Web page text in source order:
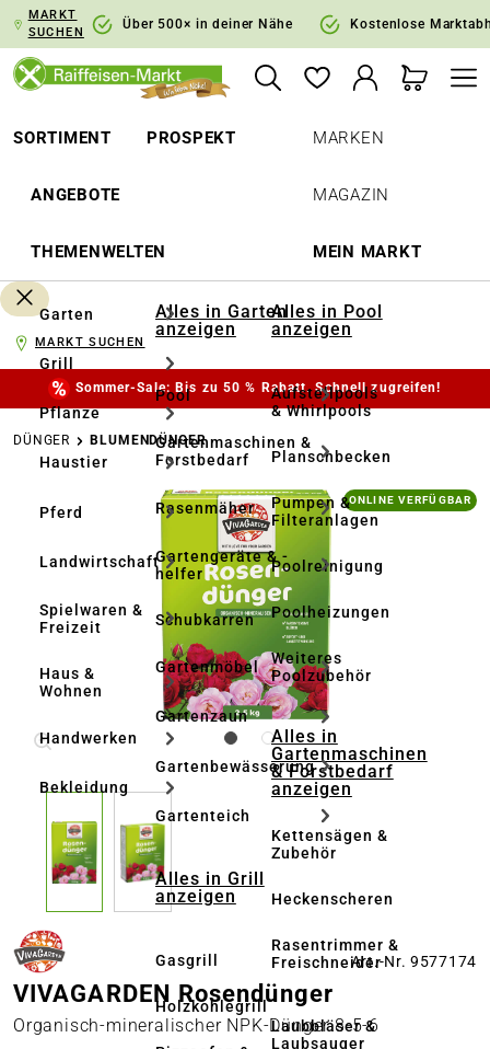
Zur Hauptnavigation springen
MARKT
SUCHEN
Über 500× in deiner Nähe Kostenlose
SORTIMENT PROSPEKT
ANGEBOTE
THEMENWELTEN
MARKEN
MAGAZIN
MEIN MARKT
Garten
Grill
Pflanze
Haustier
Pferd
Landwirtschaft
Spielwaren &
Freizeit
Haus &
Wohnen
Handwerken
Bekleidung
Alles in Garten
anzeigen
Pool
Gartenmaschinen &
Forstbedarf
Rasenmäher
Gartengeräte & -
helfer
Schubkarren
Gartenmöbel
Gartenzaun
Gartenbewässerung
Gartenteich
Alles in Grill
anzeigen
Gasgrill
Holzkohlegrill
Alles in Pool
anzeigen
Aufstellpools
& Whirlpools
Planschbecken
Pumpen &
Filteranlagen
Poolreinigung
Poolheizungen
Weiteres
Poolzubehör
Alles in
Gartenmaschinen
& Forstbedarf
anzeigen
Kettensägen &
Zubehör
Heckenscheren
Rasentrimmer &
Freischneider
Laubbläser &
Laubsauger
MARKT SUCHEN
Sommer-Sale: Bis zu 50 % Rabatt. Schnell zugreifen!
DÜNGER BLUMENDÜNGER
Bildergalerie überspringen ONLINE VERFÜGBAR
Art.-Nr. 9577174
VIVAGARDEN Rosendünger
Organisch-mineralischer NPK-Dünger 8-5-6